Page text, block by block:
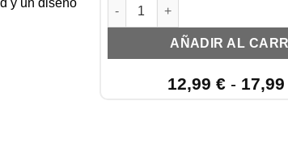
DOG.U Arnés cantidad
AÑADIR AL
12,99 € - 17,99